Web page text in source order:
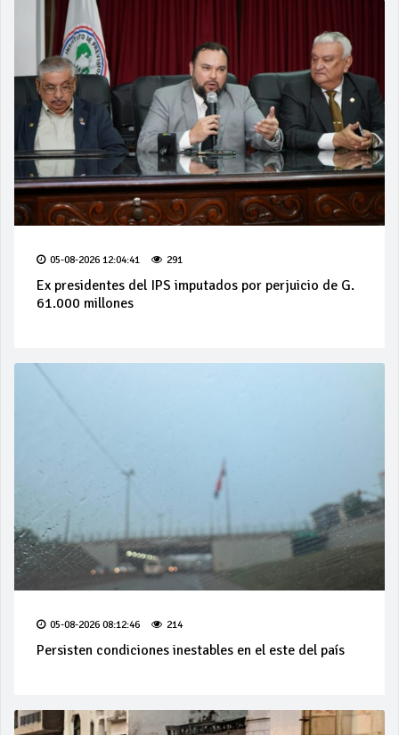
05-08-2026 12:04:41 291
Ex presidentes del IPS imputados por perjuicio de G.
61.000 millones
05-08-2026 08:12:46 214
Persisten condiciones inestables en el este del país